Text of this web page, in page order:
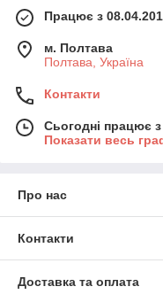
Працює з
м. Полтава
Полтава, Україна
Контакти
Сьогодні працює
Показати весь
Про нас
Контакти
Доставка та оплата